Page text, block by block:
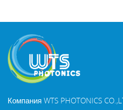
Компания WTS PHOTONICS